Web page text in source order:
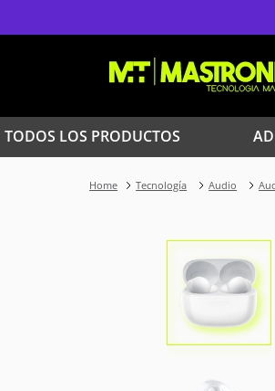
TODOS LOS PRODUCTOS
Tecnología Audio
Iphone